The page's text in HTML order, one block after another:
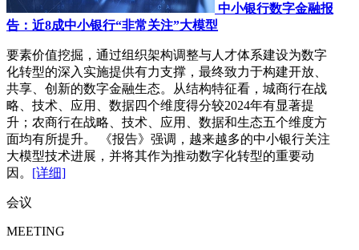
中小银行数字金融报
告：近8成中小银行“非常关注”大模型
要素价值挖掘，通过组织架构调整与人才体系建设为数字
化转型的深入实施提供有力支撑，最终致力于构建开放、
共享、创新的数字金融生态。从结构特征看，城商行在战
略、技术、应用、数据四个维度得分较2024年有显著提
升；农商行在战略、技术、应用、数据和生态五个维度方
面均有所提升。 《报告》强调，越来越多的中小银行关注
大模型技术进展，并将其作为推动数字化转型的重要动
因。 [详细]
会议
MEETING